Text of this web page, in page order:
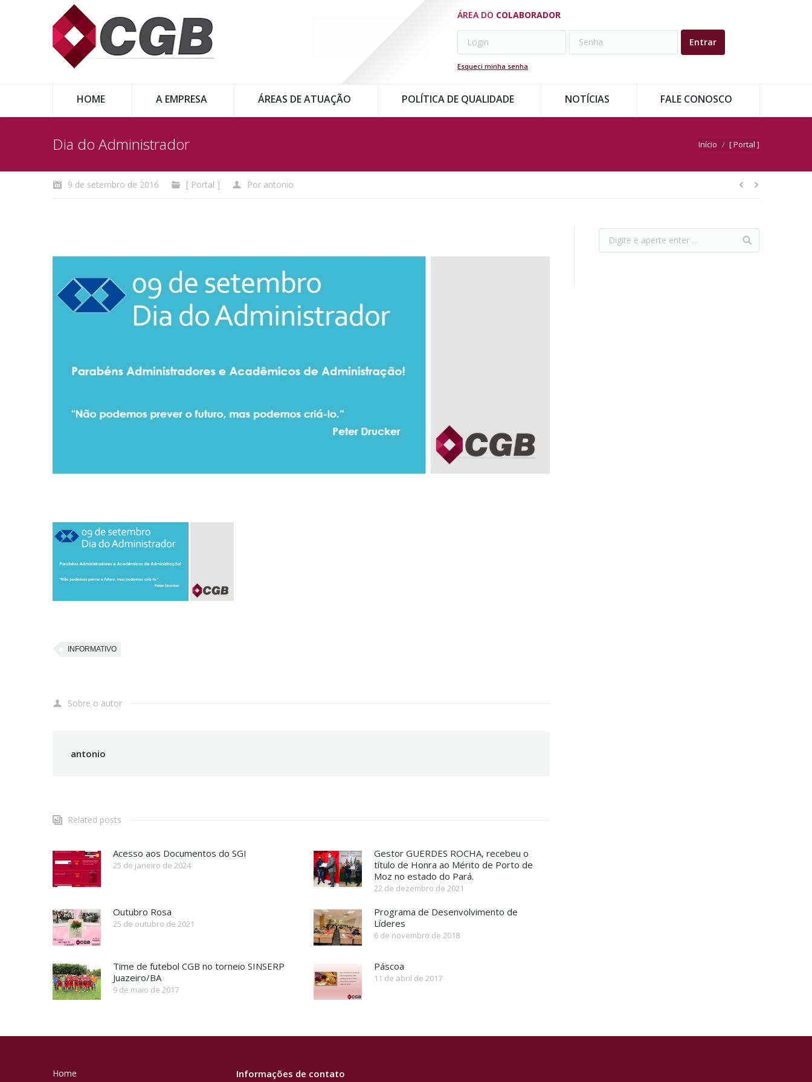
ÁREA DO COLABORADOR
Esqueci minha senha
HOME A EMPRESA ÁREAS DE ATUAÇÃO POLÍTICA DE QUALIDADE NOTÍCIAS FALE CONOSCO
Dia do Administrador Início [ Portal ]
9 de setembro de 2016 [ Portal ] Por antonio
INFORMATIVO
Sobre o autor
antonio
Related posts
Acesso aos Documentos do SGI
25 de janeiro de 2024
Gestor GUERDES ROCHA, recebeu o
título de Honra ao Mérito de Porto de
Moz no estado do Pará.
22 de dezembro de 2021
Outubro Rosa
25 de outubro de 2021
Programa de Desenvolvimento de
Líderes
6 de novembro de 2018
Time de futebol CGB no torneio SINSERP
Juazeiro/BA
9 de maio de 2017
Páscoa
11 de abril de 2017
Home Informações de contato